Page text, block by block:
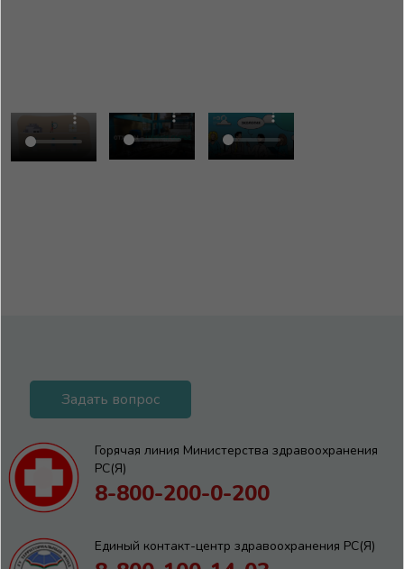
Задать вопрос
Горячая линия Министерства здравоохранения
РС(Я)
8-800-200-0-200
Единый контакт-центр здравоохранения РС(Я)